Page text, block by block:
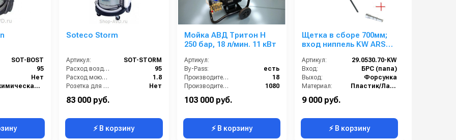
SOT-BOST
95
Нет
химическая чистка
Soteco Storm
Артикул:
SOT-STORM
Расход воздуха (л/сек):
95
Расход моющего раствора (л/мин):
1.8
Розетка для подключения инструмента:
Нет
Давление разбрызгивания моющего раствора (бар):
83 000 руб.
⚡ В корзину
Мойка АВД Тритон H
250 бар, 18 л/мин. 11 кВт
Артикул:
By-Pass:
есть
Производительность (л/мин):
18
Производительность (л/ч):
1080
Страна-производитель:
Рабочее давление (бар):
103 000 руб.
⚡ В корзину
Щетка в сборе 700мм;
вход ниппель KW ARS
Артикул:
29.0530.70-KW
Вход:
БРС (папа)
Выход:
Форсунка
Материал:
Пластик/Латунь
Вес, кг:
9 000 руб.
⚡ В корзину